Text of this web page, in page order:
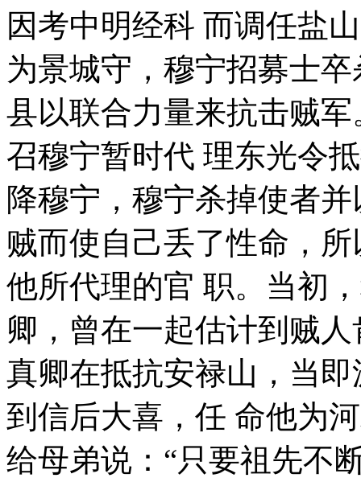
因考中明经科 而调任盐
为景城守，穆宁招募士
县以联合力量来抗击贼
召穆宁暂时代 理东光令
降穆宁，穆宁杀掉使者
贼而使自己丢了性命，
他所代理的官 职。当初
卿，曾在一起估计到贼
真卿在抵抗安禄山，当
到信后大喜，任 命他为
给母弟说：“只要祖先不